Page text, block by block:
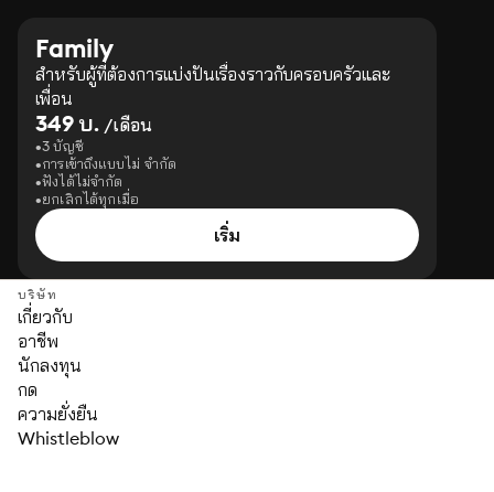
Family
สำหรับผู้ที่ต้องการแบ่งปันเรื่องราวกับครอบครัวและ
เพื่อน
349 บ. /เดือน
3 บัญชี
การเข้าถึงแบบไม่ จำกัด
ฟังได้ไม่จำกัด
ยกเลิกได้ทุกเมื่อ
เริ่ม
บริษัท
เกี่ยวกับ
อาชีพ
นักลงทุน
กด
ความยั่งยืน
Whistleblow